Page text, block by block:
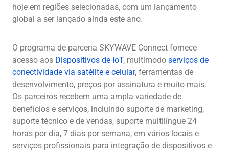
hoje em regiões selecionadas, com um lançamento
global a ser lançado ainda este ano.
O programa de parceria SKYWAVE Connect fornece
acesso aos Dispositivos de IoT, multimodo serviços de
conectividade via satélite e celular, ferramentas de
desenvolvimento, preços por assinatura e muito mais.
Os parceiros recebem uma ampla variedade de
benefícios e serviços, incluindo suporte de marketing,
suporte técnico e de vendas, suporte multilíngue 24
horas por dia, 7 dias por semana, em vários locais e
serviços profissionais para integração de dispositivos e